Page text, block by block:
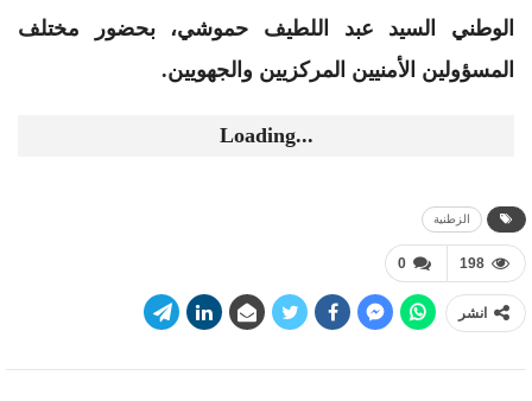
الوطني السيد عبد اللطيف حموشي، بحضور مختلف
المسؤولين الأمنيين المركزيين والجهويين.
Loading...
الزطنية
0 198
انشر